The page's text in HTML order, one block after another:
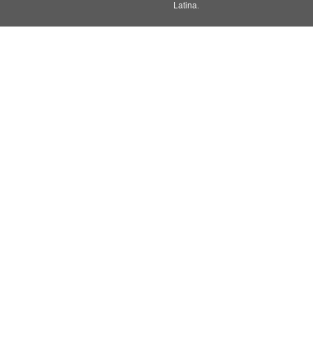
Latina.